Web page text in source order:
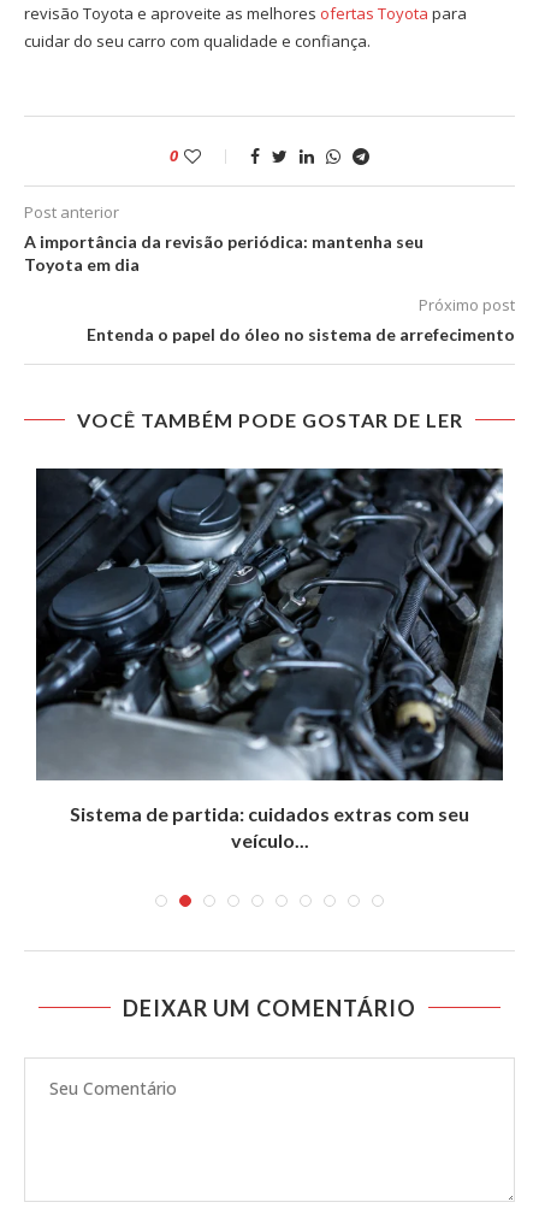
revisão Toyota e aproveite as melhores ofertas Toyota para
cuidar do seu carro com qualidade e confiança.
0
Post anterior
A importância da revisão periódica: mantenha seu
Toyota em dia
Próximo post
Entenda o papel do óleo no sistema de arrefecimento
VOCÊ TAMBÉM PODE GOSTAR DE LER
Sistema de partida: cuidados extras com seu
veículo...
DEIXAR UM COMENTÁRIO